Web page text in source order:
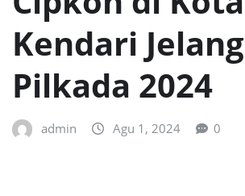
Kendari Jelang
Pilkada 2024
admin Agu 1, 2024 0